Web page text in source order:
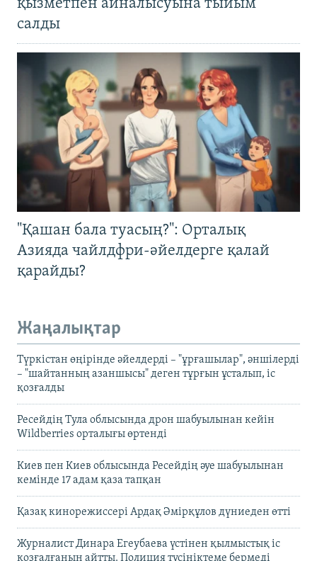
қызметпен айналысуына тыйым
салды
"Қашан бала туасың?": Орталық
Азияда чайлдфри-әйелдерге қалай
қарайды?
Жаңалықтар
Түркістан өңірінде әйелдерді – "ұрғашылар", әншілерді
– "шайтанның азаншысы" деген тұрғын ұсталып, іс
қозғалды
Ресейдің Тула облысында дрон шабуылынан кейін
Wildberries орталығы өртенді
Киев пен Киев облысында Ресейдің әуе шабуылынан
кемінде 17 адам қаза тапқан
Қазақ кинорежиссері Ардақ Әмірқұлов дүниеден өтті
Журналист Динара Егеубаева үстінен қылмыстық іс
қозғалғанын айтты. Полиция түсініктеме бермеді